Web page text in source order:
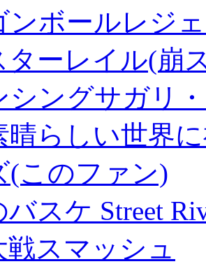
ンボールレジ
ターレイル(崩
シングサガリ
晴らしい世界
(このファン)
スケ Street
戦スマッシュ